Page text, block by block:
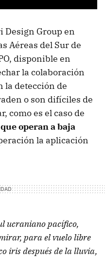
Design Group en
Aéreas del Sur de
disponible en
la colaboración
la detección de
o son difíciles de
como es el caso de
operan a baja
la aplicación
ucraniano pacífico,
para el vuelo libre
iris después de la lluvia,